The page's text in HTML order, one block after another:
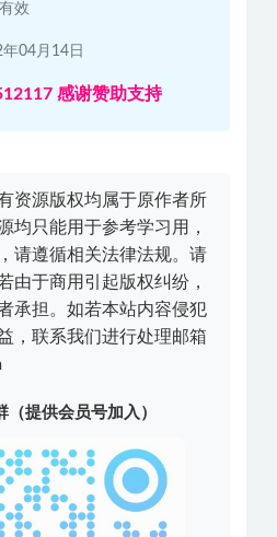
效
04月14日
感谢赞助支持
资源版权均属于原作者所
均只能用于参考学习用，
请遵循相关法律法规。请
由于商用引起版权纠纷，
承担。如若本站内容侵犯
，联系我们进行处理邮箱
（提供会员号加入）